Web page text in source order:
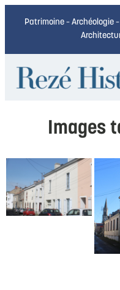
Patrimoine – Archéologie
Images